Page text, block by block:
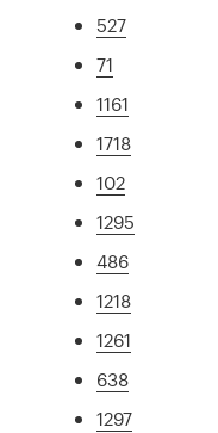
527
71
1161
1718
102
1295
486
1218
1261
638
1297